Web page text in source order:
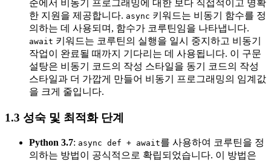
준에서 비동기 프로그래밍에 대한 보다 직접적이고 명확
한 지원을 제공합니다. async 키워드는 비동기 함수를 정
의하는 데 사용되며, 함수가 코루틴임을 나타냅니다.
await 키워드는 코루틴의 실행을 일시 중지하고 비동기
작업이 완료될 때까지 기다리는 데 사용됩니다. 이 구문
설탕은 비동기 코드의 작성 스타일을 동기 코드의 작성
스타일과 더 가깝게 만들어 비동기 프로그래밍의 임계값
을 크게 줄입니다.
1.3 성숙 및 최적화 단계
Python 3.7: async def + await를 사용하여 코루틴을 정
의하는 방법이 공식적으로 확립되었습니다. 이 방법은